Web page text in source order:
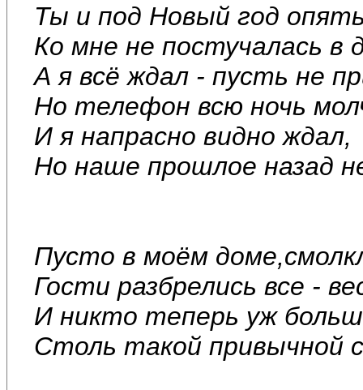
Ты и под Новый год
Ко мне не постучалась в
А я всё ждал - пусть не
Но телефон всю ночь
И я напрасно видно ждал,
Но наше прошлое назад
Пусто в моём
Гости разбрелись все -
И никто теперь уж
Столь такой привычной